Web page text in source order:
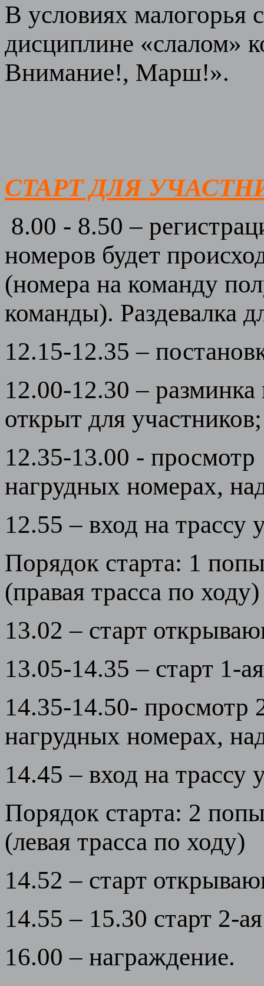
В условиях малогорья
дисциплине «слалом»
Внимание!, Марш!».
СТАРТ ДЛЯ
8.00 - 8.50 –
номеров будет
(номера на команду
команды). Раздевалка
12.15-12.35 –
12.00-12.30 –
открыт для участников;
12.35-13.00 - просмотр
нагрудных номерах,
12.55 – вход на трассу
Порядок старта: 1
(правая трасса по ходу)
13.02 – старт
13.05-14.35 – старт 1-
14.35-14.50- просмотр
нагрудных номерах,
14.45 – вход на трассу
Порядок старта: 2
(левая трасса по ходу)
14.52 – старт
14.55 – 15.30 старт 2-
16.00 – награждение.